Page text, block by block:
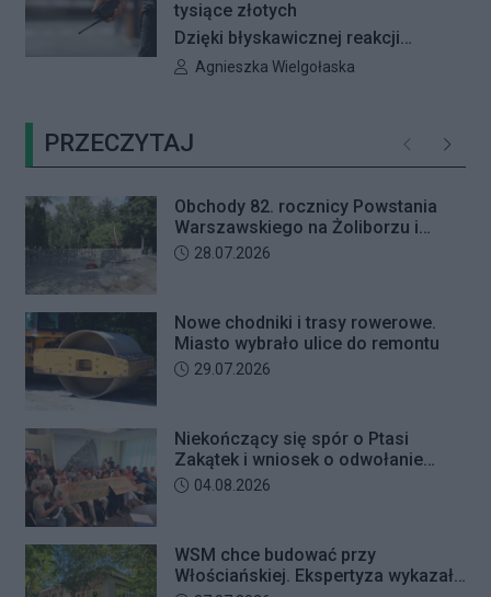
zaniechania budowy zespołu
przedszkolno-żłobkowego przy ul.
Ficowskiego. Po blisko pięciu
zaplanowano na koniec sierpnia
tysiące złotych
Dzięki błyskawicznej reakcji
kryminalnych 91-letnia mieszkanka
wnuczkę”. Policjanci zatrzymali 32-
letniego mężczyznę w chwili, gdy
przyszedł odebrać przygotowane
przez seniorkę 23 tysiące złotych.
Mężczyzna usłyszał zarzut
Autor artykułu:
Agnieszka Wielgołaska
PRZECZYTAJ Poprzednie
Obchody 82. rocznicy Powstania
Warszawskiego na Żoliborzu i
Bielanach
Data dodania artykułu:
28.07.2026
Nowe chodniki i trasy rowerowe.
Miasto wybrało ulice do remontu
Data dodania artykułu:
29.07.2026
Niekończący się spór o Ptasi
Zakątek i wniosek o odwołanie
przewodniczącego Rady Dzielnicy
Data dodania artykułu:
04.08.2026
WSM chce budować przy
Włościańskiej. Ekspertyza wykazała